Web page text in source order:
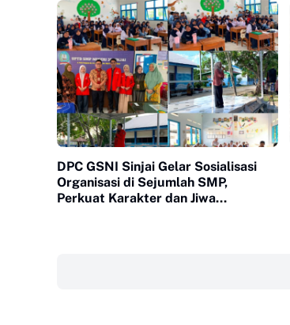
DPC GSNI Sinjai Gelar Sosialisasi
Organisasi di Sejumlah SMP,
Perkuat Karakter dan Jiwa